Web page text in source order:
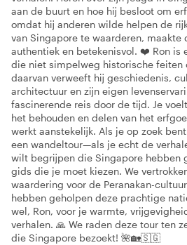
aan de buurt en hoe hij besloot om
omdat hij anderen wilde helpen de
van Singapore te waarderen, maakte
authentiek en betekenisvol. ❤️ Ron is
die niet simpelweg historische feiten
daarvan verweeft hij geschiedenis,
architectuur en zijn eigen
fascinerende reis door de tijd. Je
het behouden en delen van het
werkt aanstekelijk. Als je op zoek
een wandeltour—als je echt de
wilt begrijpen die Singapore hebben
gids die je moet kiezen. We
waardering voor de Peranakan-
hebben geholpen deze prachtige
wel, Ron, voor je warmte,
verhalen. 🙏 We raden deze tour ten
die Singapore bezoekt! 🌺🏡🇸🇬